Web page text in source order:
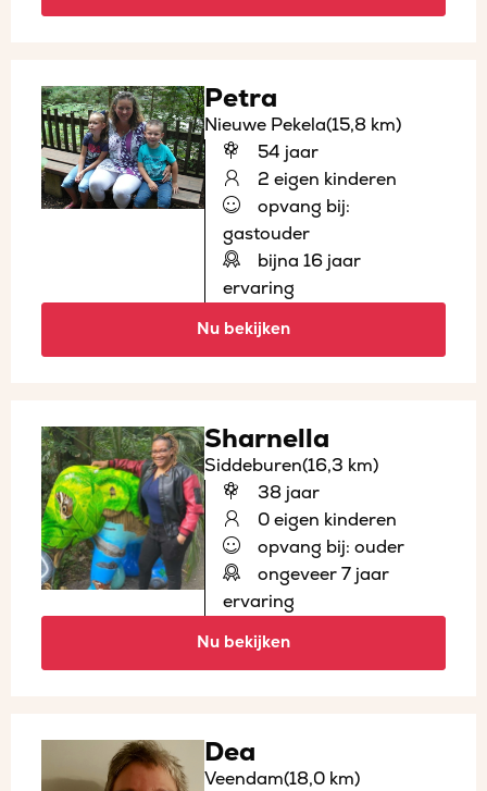
Petra
Nieuwe Pekela(15,8 km)
54 jaar
2 eigen kinderen
opvang bij:
gastouder
bijna 16 jaar
ervaring
Nu bekijken
Sharnella
Siddeburen(16,3 km)
38 jaar
0 eigen kinderen
opvang bij: ouder
ongeveer 7 jaar
ervaring
Nu bekijken
Dea
Veendam(18,0 km)